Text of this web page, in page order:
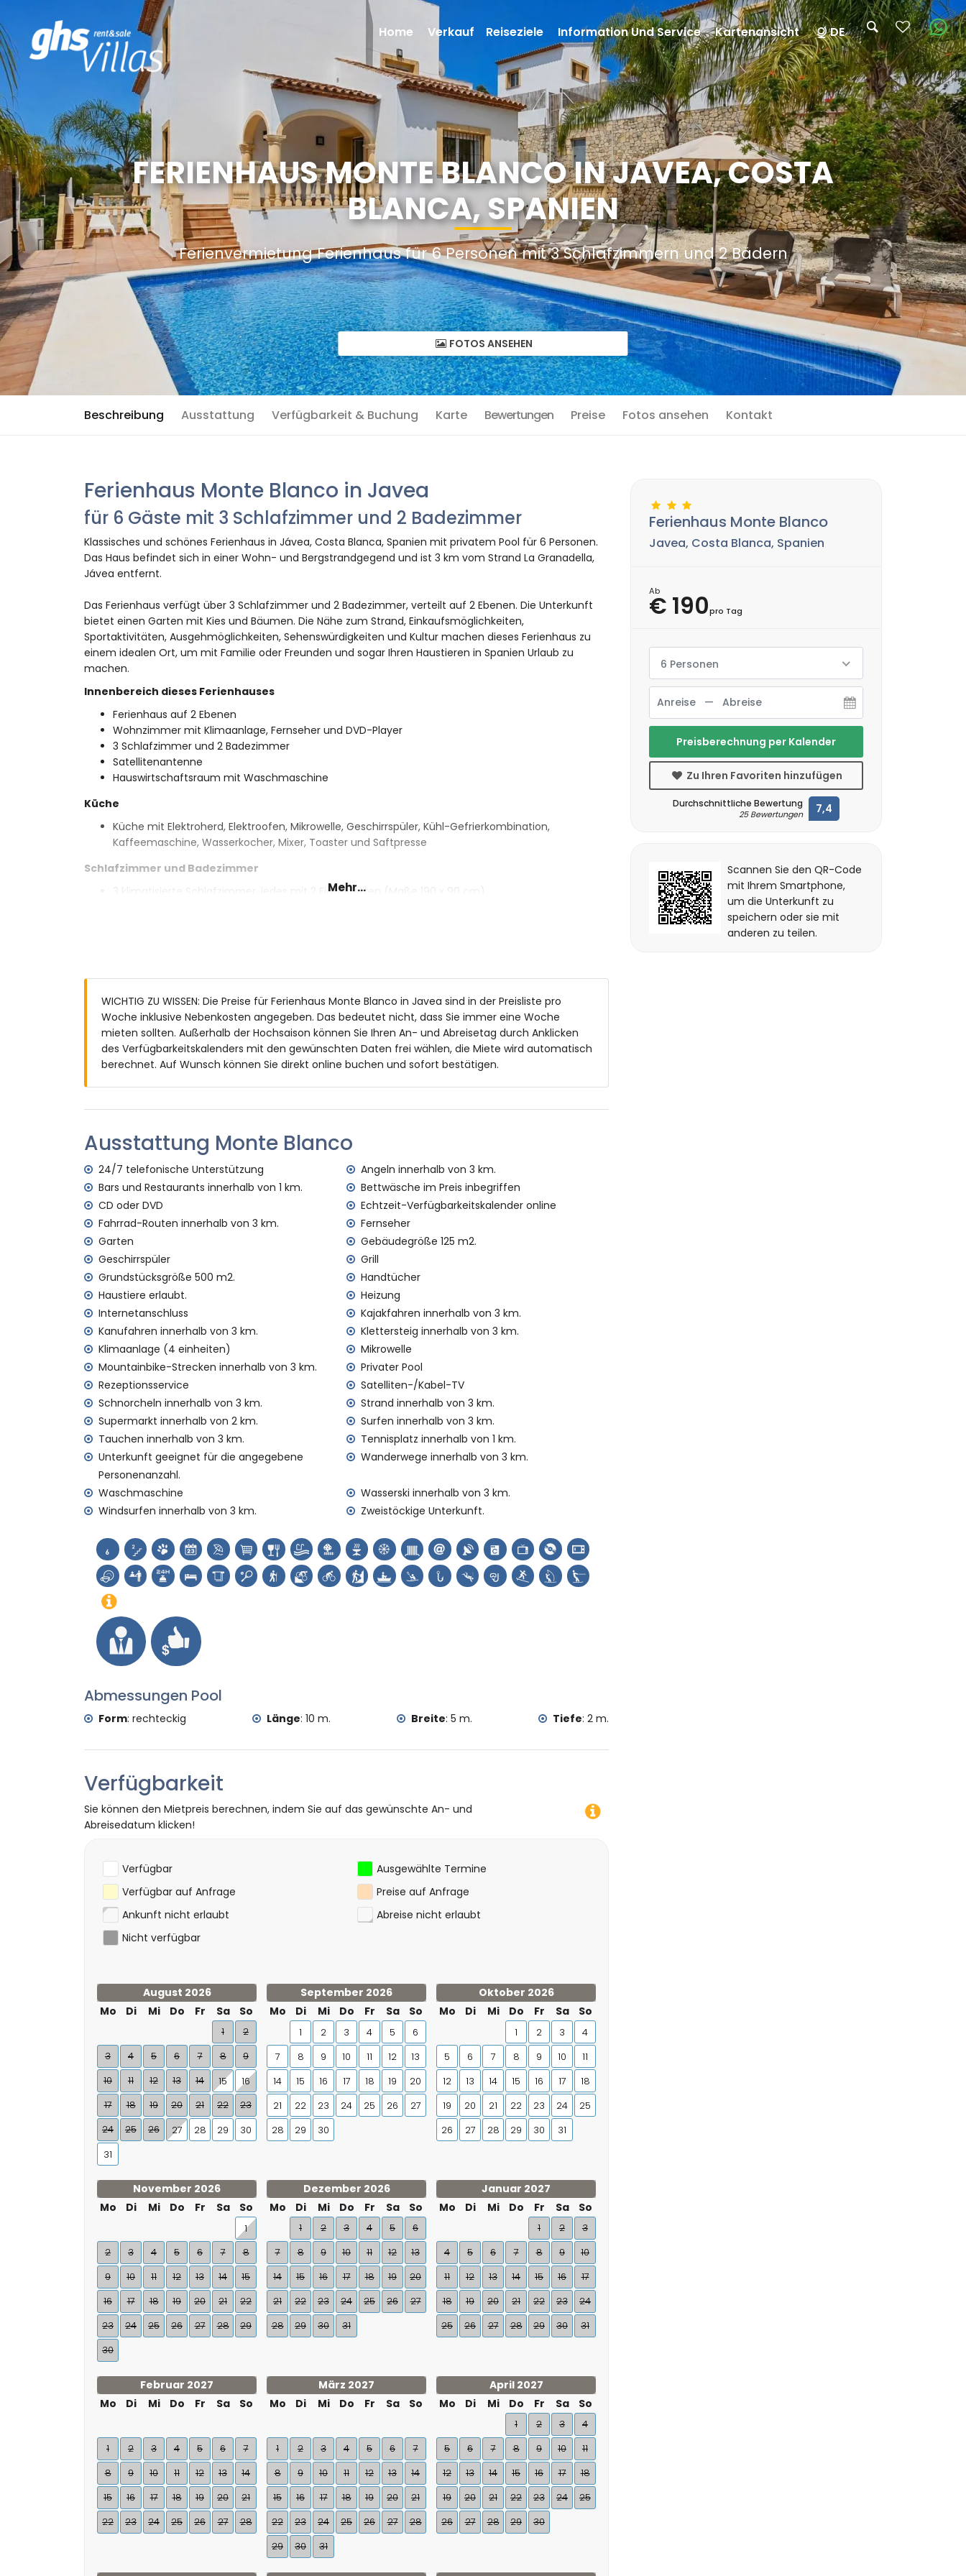
FERIENHAUS MONTE BLANCO IN JAVEA, COSTA
BLANCA, SPANIEN
Ferienvermietung Ferienhaus für 6 Personen mit 3 Schlafzimmern und 2 Bädern
FOTOS ANSEHEN
Beschreibung Ausstattung Verfügbarkeit & Buchung Karte Bewertungen Preise Fotos ansehen Kontakt
Ferienhaus Monte Blanco in Javea
für 6 Gäste mit 3 Schlafzimmer und 2 Badezimmer
Klassisches und schönes Ferienhaus in Jávea, Costa Blanca, Spanien mit privatem Pool für 6 Personen.
Das Haus befindet sich in einer Wohn- und Bergstrandgegend und ist 3 km vom Strand La Granadella,
Jávea entfernt.
Das Ferienhaus verfügt über 3 Schlafzimmer und 2 Badezimmer, verteilt auf 2 Ebenen. Die Unterkunft
bietet einen Garten mit Kies und Bäumen. Die Nähe zum Strand, Einkaufsmöglichkeiten,
Sportaktivitäten, Ausgehmöglichkeiten, Sehenswürdigkeiten und Kultur machen dieses Ferienhaus zu
einem idealen Ort, um mit Familie oder Freunden und sogar Ihren Haustieren in Spanien Urlaub zu
machen.
Innenbereich dieses Ferienhauses
Ferienhaus auf 2 Ebenen
Wohnzimmer mit Klimaanlage, Fernseher und DVD-Player
3 Schlafzimmer und 2 Badezimmer
Satellitenantenne
Hauswirtschaftsraum mit Waschmaschine
Küche
Küche mit Elektroherd, Elektroofen, Mikrowelle, Geschirrspüler, Kühl-Gefrierkombination,
Kaffeemaschine, Wasserkocher, Mixer, Toaster und Saftpresse
Schlafzimmer und Badezimmer
3 klimatisierte Schlafzimmer, jedes mit 2 Einzelbetten (Maße 190 x 90 cm)
2 Terrassen, davon 1 überdacht
Grill
Sitzbereich im Freien und Essbereich im Freien
Gemeinschaftlicher Parkplatz
Nächster Strand: La Granadella, Jávea (innerhalb von 3 Kilometern vom Haus)
Nächster Hafen: Duanes del Mar, Jávea (innerhalb von 10 Kilometern vom Haus)
Nächster Park: La Guardia, Jávea (innerhalb von 3 Kilometern vom Haus)
Nächster Flughafen: Alicante (innerhalb von 100 Kilometern vom Haus)
Zweiter nächster Flughafen: Valencia (> 100 Kilometer)
Haustiere erlaubt
Die Unterkunft ist sehr geeignet für Familien mit Kindern
Einrichtungen und Dienstleistungen, die im Mietpreis dieses Ferienhauses enthalten sind
Internet (WiFi)
Staubsauger, Bügeleisen und Bügelbrett
Bettwäsche und Handtücher
Luftheizung
Einrichtungen und Dienstleistungen gegen Aufpreis
Klimaanlage
Zustellbett und Kinderbetten (auf Anfrage)
Unterhaltung und Freizeitaktivitäten für Ihren Urlaub in Jávea, Costa Blanca
Bar (innerhalb von 5 Kilometern vom Haus)
Sehenswürdigkeiten und Kultur in Jávea, Costa Blanca
Museum (Pueblo Histórico, Jávea), Kirche (San Bartolomé, Jávea), Ruine (Pueblo Histórico, Jávea),
Denkmal (Pueblo Histórico, Jávea), Architektonisches Gebäude (Pueblo Histórico, Jávea),
Burg (Portal de la Vila und Denia) (innerhalb von 25 Kilometern von der Unterkunft)
Sport
Tennis (innerhalb von 1000 Metern vom Haus)
Wandern, Mountainbiking, Radfahren, Klettern, Kanufahren, Kajakfahren, Angeln, Tauchen,
Schnorcheln, Surfen, Windsurfen und Wasserski (innerhalb von 5 Kilometern vom Haus)
Golf (Club de Golf Jávea) und Reiten (innerhalb von 10 Kilometern vom Haus)
Mehr...
WICHTIG ZU WISSEN: Die Preise für Ferienhaus Monte Blanco in Javea sind in der Preisliste pro
Woche inklusive Nebenkosten angegeben. Das bedeutet nicht, dass Sie immer eine Woche
mieten sollten. Außerhalb der Hochsaison können Sie Ihren An- und Abreisetag durch Anklicken
des Verfügbarkeitskalenders mit den gewünschten Daten frei wählen, die Miete wird automatisch
berechnet. Auf Wunsch können Sie direkt online buchen und sofort bestätigen.
Ausstattung Monte Blanco
24/7 telefonische Unterstützung
Angeln innerhalb von 3 km.
Bars und Restaurants innerhalb von 1 km.
Bettwäsche im Preis inbegriffen
CD oder DVD
Echtzeit-Verfügbarkeitskalender online
Fahrrad-Routen innerhalb von 3 km.
Fernseher
Garten
Gebäudegröße 125 m2.
Geschirrspüler
Grill
Grundstücksgröße 500 m2.
Handtücher
Haustiere erlaubt.
Heizung
Internetanschluss
Kajakfahren innerhalb von 3 km.
Kanufahren innerhalb von 3 km.
Klettersteig innerhalb von 3 km.
Klimaanlage (4 einheiten)
Mikrowelle
Mountainbike-Strecken innerhalb von 3 km.
Privater Pool
Rezeptionsservice
Satelliten-/Kabel-TV
Schnorcheln innerhalb von 3 km.
Strand innerhalb von 3 km.
Supermarkt innerhalb von 2 km.
Surfen innerhalb von 3 km.
Tauchen innerhalb von 3 km.
Tennisplatz innerhalb von 1 km.
Unterkunft geeignet für die angegebene
Personenanzahl.
Wanderwege innerhalb von 3 km.
Waschmaschine
Wasserski innerhalb von 3 km.
Windsurfen innerhalb von 3 km.
Zweistöckige Unterkunft.
Abmessungen Pool
Form: rechteckig Länge: 10 m. Breite: 5 m. Tiefe: 2 m.
Verfügbarkeit
Sie können den Mietpreis berechnen, indem Sie auf das gewünschte An- und
Abreisedatum klicken!
Verfügbar
Ausgewählte Termine
Verfügbar auf Anfrage
Preise auf Anfrage
Ankunft nicht erlaubt
Abreise nicht erlaubt
Nicht verfügbar
August 2026
Mo
Di Mi Do Fr Sa So
1
2
3
4 5 6 7 8
9
10
11 12 13 14 15
16
17
18 19 20 21 22
23
24
25 26 27 28 29
30
31
September 2026
Mo
Di Mi Do Fr Sa So
1 2 3 4 5
6
7
8 9 10 11 12
13
14
15 16 17 18 19
20
21
22 23 24 25 26
27
28
29 30
Oktober 2026
Mo
Di Mi Do Fr Sa So
1 2 3
4
5
6 7 8 9 10
11
12
13 14 15 16 17
18
19
20 21 22 23 24
25
26
27 28 29 30 31
November 2026
Mo
Di Mi Do Fr Sa So
1
2
3 4 5 6 7
8
9
10 11 12 13 14
15
16
17 18 19 20 21
22
23
24 25 26 27 28
29
30
Dezember 2026
Mo
Di Mi Do Fr Sa So
1 2 3 4 5
6
7
8 9 10 11 12
13
14
15 16 17 18 19
20
21
22 23 24 25 26
27
28
29 30 31
Januar 2027
Mo
Di Mi Do Fr Sa So
1 2
3
4
5 6 7 8 9
10
11
12 13 14 15 16
17
18
19 20 21 22 23
24
25
26 27 28 29 30 31
Februar 2027
Mo
Di Mi Do Fr Sa So
1 2 3 4 5 6
7
8
9 10 11 12 13
14
15
16 17 18 19 20
21
22
23 24 25 26 27 28
März 2027
Mo
Di Mi Do Fr Sa So
1 2 3 4 5 6
7
8
9 10 11 12 13
14
15
16 17 18 19 20
21
22
23 24 25 26 27
28
29
30 31
April 2027
Mo
Di Mi Do Fr Sa So
1 2 3
4
5
6 7 8 9 10
11
12
13 14 15 16 17
18
19
20 21 22 23 24
25
26
27 28 29 30
Ferienhaus Monte Blanco
Javea, Costa Blanca, Spanien
Ab
€ 190pro Tag
6 Personen
Preisberechnung per Kalender
Zu Ihren Favoriten hinzufügen
Durchschnittliche Bewertung
25 Bewertungen 7,4
Scannen Sie den QR-Code
mit Ihrem Smartphone,
um die Unterkunft zu
speichern oder sie mit
anderen zu teilen.
Home Verkauf Reiseziele Information Und Service Kartenansicht DE